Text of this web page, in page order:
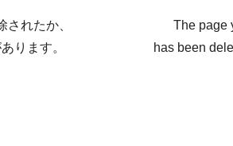
されたか、
ります。
The page
has been